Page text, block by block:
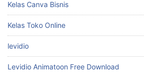
Kelas Canva Bisnis
Kelas Toko Online
levidio
Levidio Animatoon Free Download